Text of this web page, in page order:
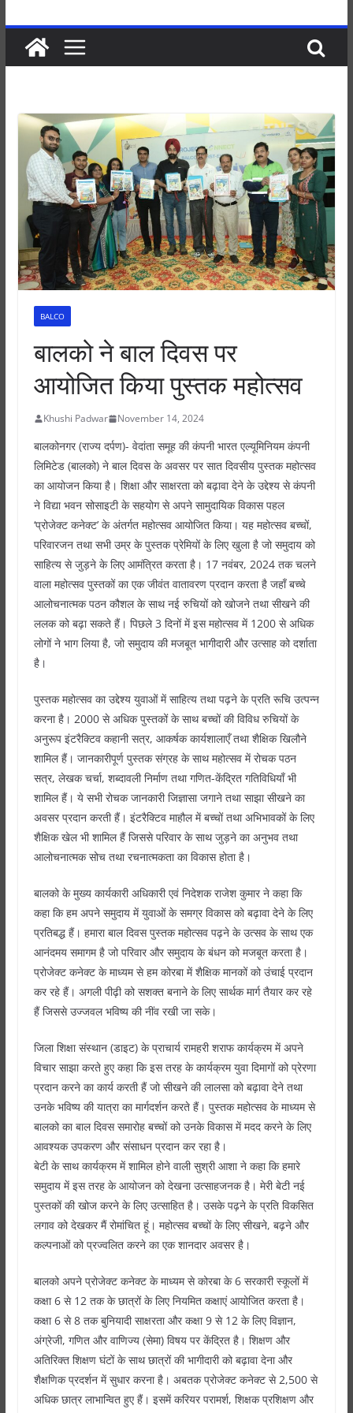
BALCO
बालको ने बाल दिवस पर
आयोजित किया पुस्तक महोत्सव
Khushi Padwar November 14, 2024
बालकोनगर (राज्य दर्पण)- वेदांता समूह की कंपनी भारत एल्यूमिनियम कंपनी
लिमिटेड (बालको) ने बाल दिवस के अवसर पर सात दिवसीय पुस्तक महोत्सव
का आयोजन किया है। शिक्षा और साक्षरता को बढ़ावा देने के उद्देश्य से कंपनी
ने विद्या भवन सोसाइटी के सहयोग से अपने सामुदायिक विकास पहल
‘प्रोजेक्ट कनेक्ट’ के अंतर्गत महोत्सव आयोजित किया। यह महोत्सव बच्चों,
परिवारजन तथा सभी उम्र के पुस्तक प्रेमियों के लिए खुला है जो समुदाय को
साहित्य से जुड़ने के लिए आमंत्रित करता है। 17 नवंबर, 2024 तक चलने
वाला महोत्सव पुस्तकों का एक जीवंत वातावरण प्रदान करता है जहाँ बच्चे
आलोचनात्मक पठन कौशल के साथ नई रुचियों को खोजने तथा सीखने की
ललक को बढ़ा सकते हैं। पिछले 3 दिनों में इस महोत्सव में 1200 से अधिक
लोगों ने भाग लिया है, जो समुदाय की मजबूत भागीदारी और उत्साह को दर्शाता
है।
पुस्तक महोत्सव का उद्देश्य युवाओं में साहित्य तथा पढ़ने के प्रति रूचि उत्पन्न
करना है। 2000 से अधिक पुस्तकों के साथ बच्चों की विविध रुचियों के
अनुरूप इंटरैक्टिव कहानी सत्र, आकर्षक कार्यशालाएँ तथा शैक्षिक खिलौने
शामिल हैं। जानकारीपूर्ण पुस्तक संग्रह के साथ महोत्सव में रोचक पठन
सत्र, लेखक चर्चा, शब्दावली निर्माण तथा गणित-केंद्रित गतिविधियाँ भी
शामिल हैं। ये सभी रोचक जानकारी जिज्ञासा जगाने तथा साझा सीखने का
अवसर प्रदान करती हैं। इंटरैक्टिव माहौल में बच्चों तथा अभिभावकों के लिए
शैक्षिक खेल भी शामिल हैं जिससे परिवार के साथ जुड़ने का अनुभव तथा
आलोचनात्मक सोच तथा रचनात्मकता का विकास होता है।
बालको के मुख्य कार्यकारी अधिकारी एवं निदेशक राजेश कुमार ने कहा कि
कहा कि हम अपने समुदाय में युवाओं के समग्र विकास को बढ़ावा देने के लिए
प्रतिबद्ध हैं। हमारा बाल दिवस पुस्तक महोत्सव पढ़ने के उत्सव के साथ एक
आनंदमय समागम है जो परिवार और समुदाय के बंधन को मजबूत करता है।
प्रोजेक्ट कनेक्ट के माध्यम से हम कोरबा में शैक्षिक मानकों को उंचाई प्रदान
कर रहे हैं। अगली पीढ़ी को सशक्त बनाने के लिए सार्थक मार्ग तैयार कर रहे
हैं जिससे उज्जवल भविष्य की नींव रखी जा सके।
जिला शिक्षा संस्थान (डाइट) के प्राचार्य रामहरी शराफ कार्यक्रम में अपने
विचार साझा करते हुए कहा कि इस तरह के कार्यक्रम युवा दिमागों को प्रेरणा
प्रदान करने का कार्य करती हैं जो सीखने की लालसा को बढ़ावा देने तथा
उनके भविष्य की यात्रा का मार्गदर्शन करते हैं। पुस्तक महोत्सव के माध्यम से
बालको का बाल दिवस समारोह बच्चों को उनके विकास में मदद करने के लिए
आवश्यक उपकरण और संसाधन प्रदान कर रहा है।
बेटी के साथ कार्यक्रम में शामिल होने वाली सुश्री आशा ने कहा कि हमारे
समुदाय में इस तरह के आयोजन को देखना उत्साहजनक है। मेरी बेटी नई
पुस्तकों की खोज करने के लिए उत्साहित है। उसके पढ़ने के प्रति विकसित
लगाव को देखकर मैं रोमांचित हूं। महोत्सव बच्चों के लिए सीखने, बढ़ने और
कल्पनाओं को प्रज्वलित करने का एक शानदार अवसर है।
बालको अपने प्रोजेक्ट कनेक्ट के माध्यम से कोरबा के 6 सरकारी स्कूलों में
कक्षा 6 से 12 तक के छात्रों के लिए नियमित कक्षाएं आयोजित करता है।
कक्षा 6 से 8 तक बुनियादी साक्षरता और कक्षा 9 से 12 के लिए विज्ञान,
अंग्रेजी, गणित और वाणिज्य (सेमा) विषय पर केंद्रित है। शिक्षण और
अतिरिक्त शिक्षण घंटों के साथ छात्रों की भागीदारी को बढ़ावा देना और
शैक्षणिक प्रदर्शन में सुधार करना है। अबतक प्रोजेक्ट कनेक्ट से 2,500 से
अधिक छात्र लाभान्वित हुए हैं। इसमें करियर परामर्श, शिक्षक प्रशिक्षण और